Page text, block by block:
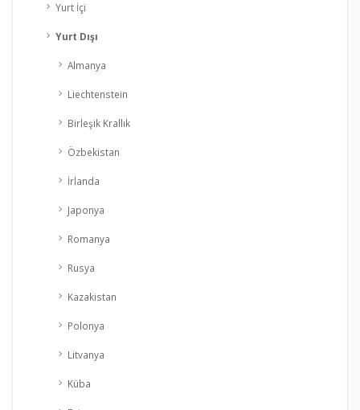
Yurt İçi
Yurt Dışı
Almanya
Liechtenstein
Birleşik Krallık
Özbekistan
İrlanda
Japonya
Romanya
Rusya
Kazakistan
Polonya
Litvanya
Küba